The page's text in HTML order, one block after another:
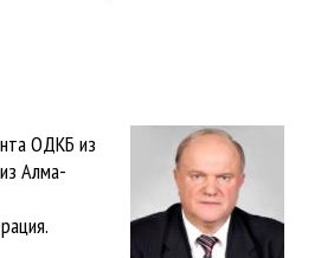
ОДКБ из
Алма-